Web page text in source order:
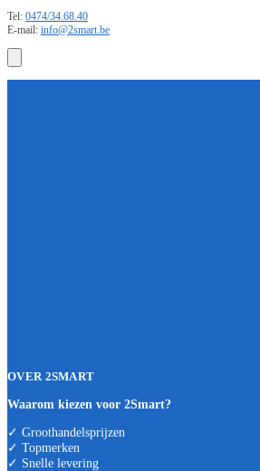
Tel: 0474/34.68.40
E-mail: info@2smart.be
OVER 2SMART
Waarom kiezen voor 2Smart?
✓ Groothandelsprijzen
✓ Topmerken
✓ Snelle levering